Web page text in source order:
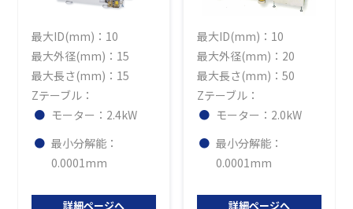
最大ID(mm)：10
最大外径(mm)：15
最大長さ(mm)：15
Zテーブル：
モーター：2.4kW
最小分解能：
0.0001mm
詳細ページへ
最大ID(mm)：10
最大外径(mm)：20
最大長さ(mm)：50
Zテーブル：
モーター：2.0kW
最小分解能：
0.0001mm
詳細ページへ